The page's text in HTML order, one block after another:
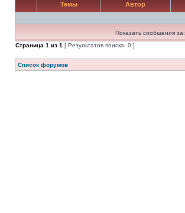
Темы Автор
Показать сообщения за:
Страница 1 из 1 [ Результатов поиска: 0 ]
Список форумов